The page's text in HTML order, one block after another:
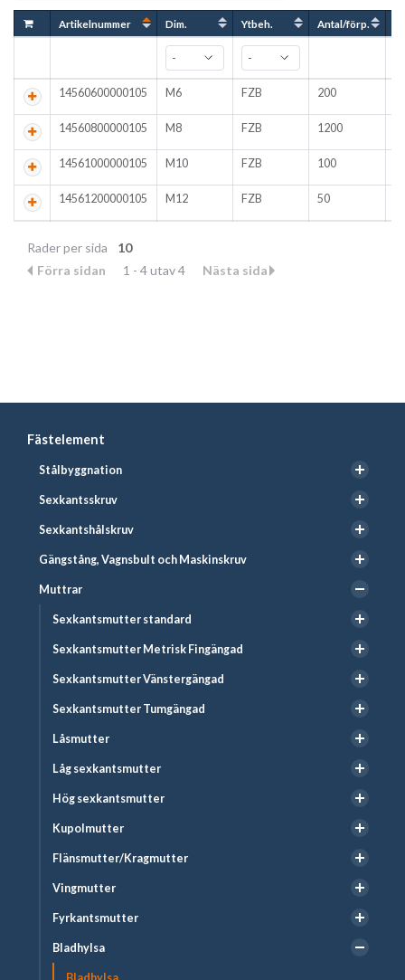
Fästelement
Stålbyggnation
Sexkantsskruv
Sexkantshålskruv
Gängstång, Vagnsbult och Maskinskruv
Muttrar
Sexkantsmutter standard
Sexkantsmutter Metrisk Fingängad
Sexkantsmutter Vänstergängad
Sexkantsmutter Tumgängad
Låsmutter
Låg sexkantsmutter
Hög sexkantsmutter
Kupolmutter
Flänsmutter/Kragmutter
Vingmutter
Fyrkantsmutter
Bladhylsa
Artikelnummer Dim. Ytbeh. Antal/förp.
14560600000105 M6 FZB 200
14560800000105 M8 FZB 1200
14561000000105 M10 FZB 100
14561200000105 M12 FZB 50
Rader per sida
10
Förra sidan
1 - 4 utav 4 Nästa sida